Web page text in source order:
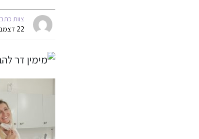
צוות
22 דצמבר, 2020 14:41